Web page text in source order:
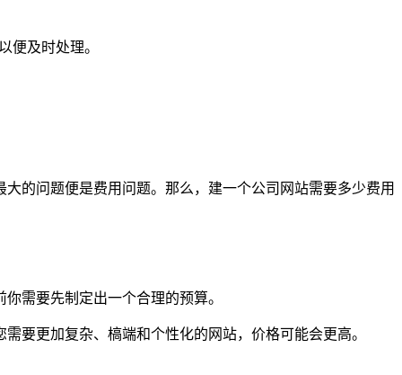
便及时处理。
的问题便是费用问题。那么，建一个公司网站需要多少费用
需要先制定出一个合理的预算。
要更加复杂、槁端和个性化的网站，价格可能会更高。